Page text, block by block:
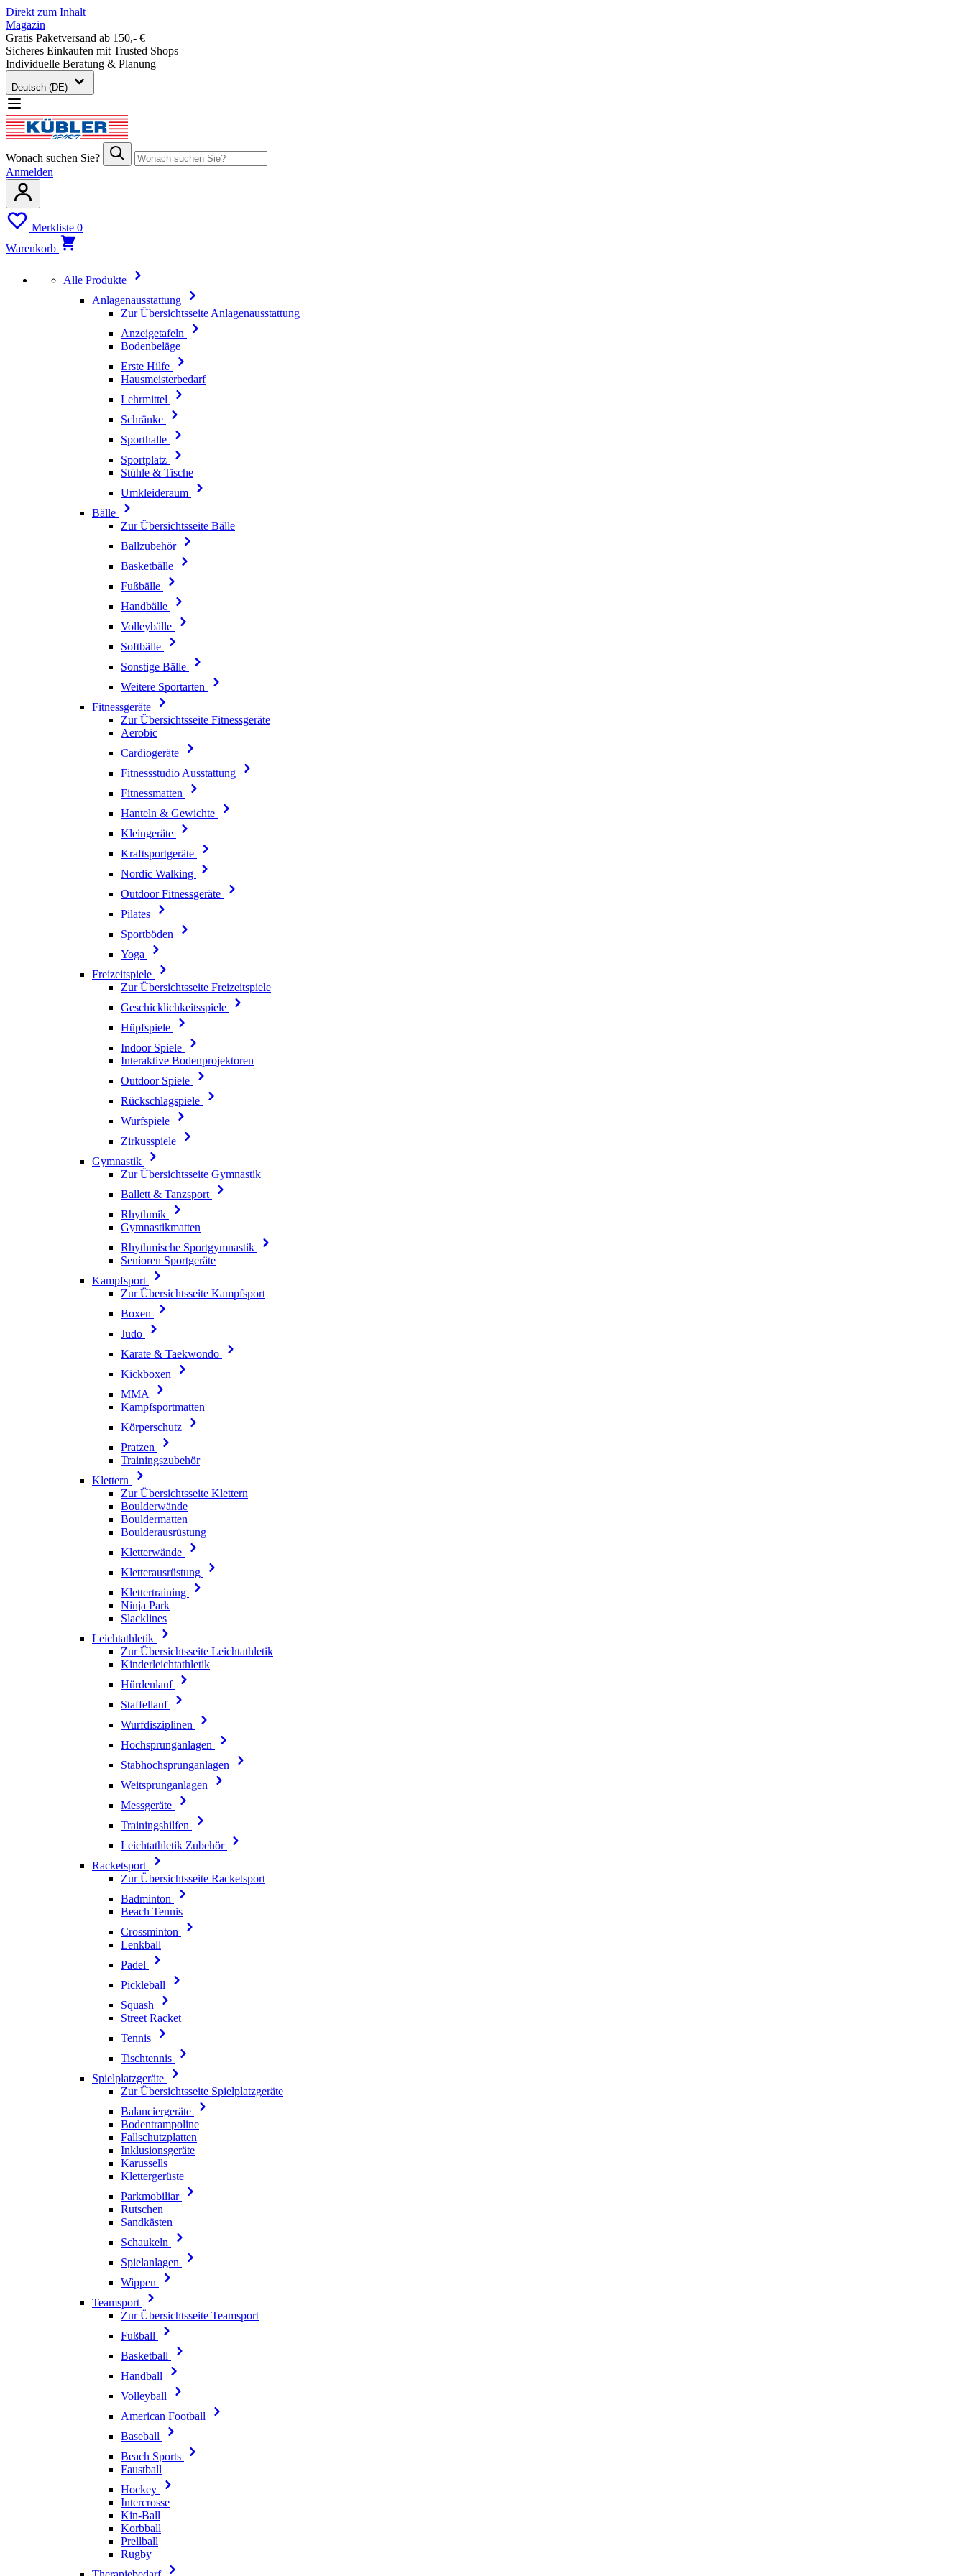
Direkt zum Inhalt
Magazin
Gratis Paketversand ab 150,- €
Sicheres Einkaufen mit Trusted Shops
Individuelle Beratung & Planung
Deutsch (DE)
Wonach suchen Sie?
Anmelden
Merkliste 0
Warenkorb
Alle Produkte
Anlagenausstattung
Zur Übersichtsseite Anlagenausstattung
Anzeigetafeln
Bodenbeläge
Erste Hilfe
Hausmeisterbedarf
Lehrmittel
Schränke
Sporthalle
Sportplatz
Stühle & Tische
Umkleideraum
Bälle
Zur Übersichtsseite Bälle
Ballzubehör
Basketbälle
Fußbälle
Handbälle
Volleybälle
Softbälle
Sonstige Bälle
Weitere Sportarten
Fitnessgeräte
Zur Übersichtsseite Fitnessgeräte
Aerobic
Cardiogeräte
Fitnessstudio Ausstattung
Fitnessmatten
Hanteln & Gewichte
Kleingeräte
Kraftsportgeräte
Nordic Walking
Outdoor Fitnessgeräte
Pilates
Sportböden
Yoga
Freizeitspiele
Zur Übersichtsseite Freizeitspiele
Geschicklichkeitsspiele
Hüpfspiele
Indoor Spiele
Interaktive Bodenprojektoren
Outdoor Spiele
Rückschlagspiele
Wurfspiele
Zirkusspiele
Gymnastik
Zur Übersichtsseite Gymnastik
Ballett & Tanzsport
Rhythmik
Gymnastikmatten
Rhythmische Sportgymnastik
Senioren Sportgeräte
Kampfsport
Zur Übersichtsseite Kampfsport
Boxen
Judo
Karate & Taekwondo
Kickboxen
MMA
Kampfsportmatten
Körperschutz
Pratzen
Trainingszubehör
Klettern
Zur Übersichtsseite Klettern
Boulderwände
Bouldermatten
Boulderausrüstung
Kletterwände
Kletterausrüstung
Klettertraining
Ninja Park
Slacklines
Leichtathletik
Zur Übersichtsseite Leichtathletik
Kinderleichtathletik
Hürdenlauf
Staffellauf
Wurfdisziplinen
Hochsprunganlagen
Stabhochsprunganlagen
Weitsprunganlagen
Messgeräte
Trainingshilfen
Leichtathletik Zubehör
Racketsport
Zur Übersichtsseite Racketsport
Badminton
Beach Tennis
Crossminton
Lenkball
Padel
Pickleball
Squash
Street Racket
Tennis
Tischtennis
Spielplatzgeräte
Zur Übersichtsseite Spielplatzgeräte
Balanciergeräte
Bodentrampoline
Fallschutzplatten
Inklusionsgeräte
Karussells
Klettergerüste
Parkmobiliar
Rutschen
Sandkästen
Schaukeln
Spielanlagen
Wippen
Teamsport
Zur Übersichtsseite Teamsport
Fußball
Basketball
Handball
Volleyball
American Football
Baseball
Beach Sports
Faustball
Hockey
Intercrosse
Kin-Ball
Korbball
Prellball
Rugby